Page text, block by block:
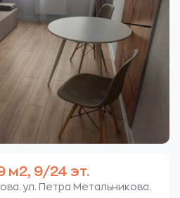
м2, 9/24 эт.
ул. Петра Метальникова.